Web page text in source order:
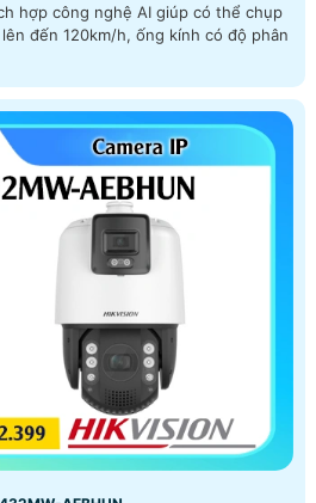
hợp công nghệ AI giúp có thể chụp
đến 120km/h, ống kính có độ phân